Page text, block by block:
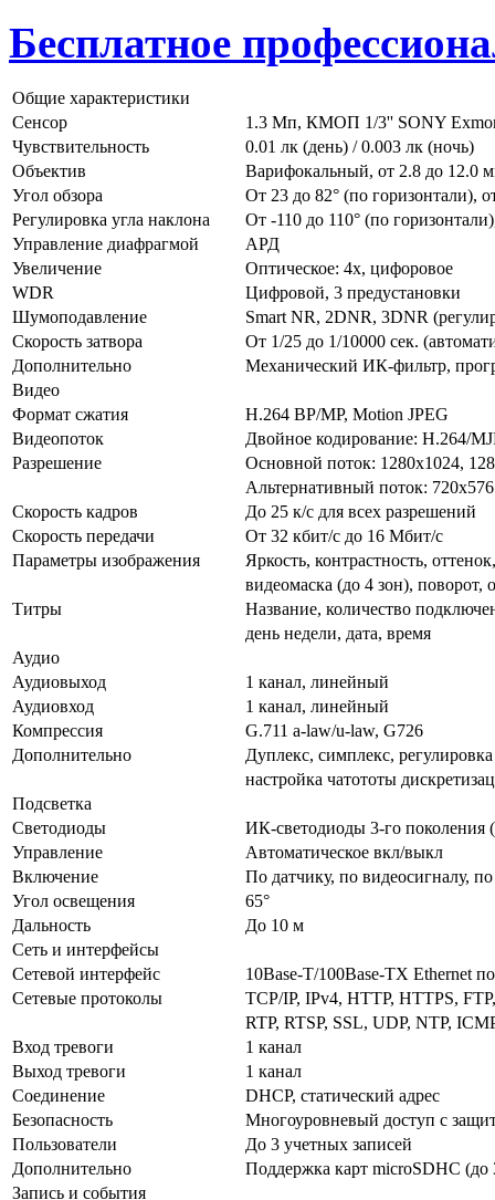
Бесплатное
Общие характеристики
Сенсор
1.3 Мп, КМОП 1/3'' SONY
Чувствительность
0.01 лк (день) / 0.003 лк (ночь)
Объектив
Варифокальный, от 2.8 до 12.0
Угол обзора
От 23 до 82° (по горизонтали),
Регулировка угла наклона
От -110 до 110° (по
Управление диафрагмой
АРД
Увеличение
Оптическое: 4х, цифоровое
WDR
Цифровой, 3 предустановки
Шумоподавление
Smart NR, 2DNR, 3DNR
Скорость затвора
От 1/25 до 1/10000 сек.
Дополнительно
Механический ИК-фильтр,
Видео
Формат сжатия
H.264 BP/MP, Motion JPEG
Видеопоток
Двойное кодирование: Н.264/
Разрешение
Основной поток: 1280x1024,
Альтернативный поток:
Скорость кадров
До 25 к/с для всех разрешений
Скорость передачи
От 32 кбит/с до 16 Мбит/с
Параметры изображения
Яркость, контрастность,
видеомаска (до 4 зон), поворот,
Титры
Название, количество
день недели, дата, время
Аудио
Аудиовыход
1 канал, линейный
Аудиовход
1 канал, линейный
Компрессия
G.711 a-law/u-law, G726
Дополнительно
Дуплекс, симплекс,
настройка чатототы
Подсветка
Светодиоды
ИК-светодиоды 3-го поколения
Управление
Автоматическое вкл/выкл
Включение
По датчику, по видеосигналу,
Угол освещения
65°
Дальность
До 10 м
Сеть и интерфейсы
Сетевой интерфейс
10Base-T/100Base-TX Ethernet
Сетевые протоколы
TCP/IP, IPv4, HTTP, HTTPS,
RTP, RTSP, SSL, UDP, NTP,
Вход тревоги
1 канал
Выход тревоги
1 канал
Соединение
DHCP, статический адрес
Безопасность
Многоуровневый доступ с
Пользователи
До 3 учетных записей
Дополнительно
Поддержка карт microSDHC (до
Запись и события